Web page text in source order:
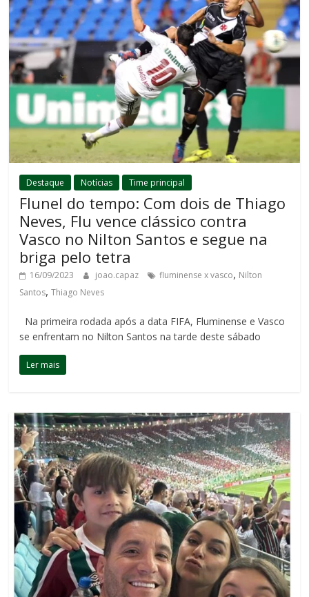
Destaque Notícias Time principal
Flunel do tempo: Com dois de Thiago
Neves, Flu vence clássico contra
Vasco no Nilton Santos e segue na
briga pelo tetra
16/09/2023 joao.capaz fluminense x vasco, Nilton
Santos,Thiago Neves
Na primeira rodada após a data FIFA, Fluminense e Vasco
se enfrentam no Nilton Santos na tarde deste sábado
Ler mais